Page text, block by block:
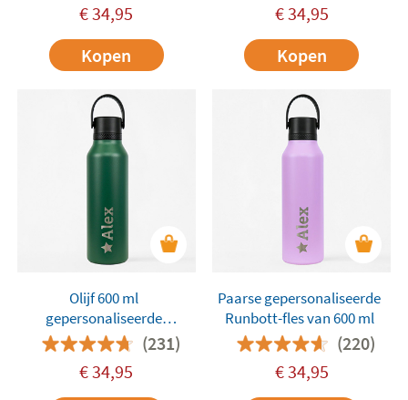
€34,95
Kopen
€34,95
Kopen
Olijf 600 ml
gepersonaliseerde
Runbott-fles(231)
€34,95
Paarse gepersonaliseerde
Runbott-fles van 600 ml
(220)
€34,95